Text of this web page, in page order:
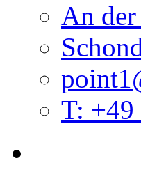
An
T: +49